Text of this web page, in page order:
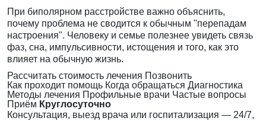
При биполярном расстройстве важно объяснить,
почему проблема не сводится к обычным "перепадам
настроения". Человеку и семье полезнее увидеть связь
фаз, сна, импульсивности, истощения и того, как это
влияет на обычную жизнь.
Рассчитать стоимость лечения Позвонить
Как проходит помощь Когда обращаться Диагностика
Методы лечения Профильные врачи Частые вопросы
Приём Круглосуточно
Консультация, выезд врача или госпитализация — 24/7,